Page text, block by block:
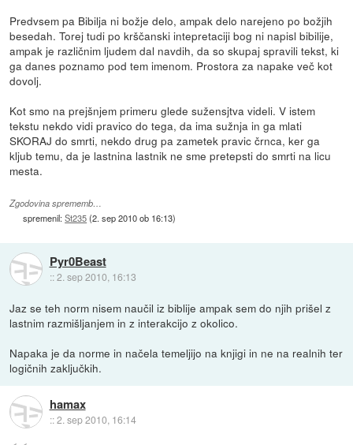
Predvsem pa Bibilja ni božje delo, ampak delo narejeno po božjih
besedah. Torej tudi po krščanski intepretaciji bog ni napisl bibilije,
ampak je različnim ljudem dal navdih, da so skupaj spravili tekst, ki
ga danes poznamo pod tem imenom. Prostora za napake več kot
dovolj.
Kot smo na prejšnjem primeru glede sužensjtva videli. V istem
tekstu nekdo vidi pravico do tega, da ima sužnja in ga mlati
SKORAJ do smrti, nekdo drug pa zametek pravic črnca, ker ga
kljub temu, da je lastnina lastnik ne sme pretepsti do smrti na licu
mesta.
Zgodovina sprememb…
spremenil:St235(2. sep 2010 ob 16:13)
Pyr0Beast
::2. sep 2010, 16:13
Jaz se teh norm nisem naučil iz biblije ampak sem do njih prišel z
lastnim razmišljanjem in z interakcijo z okolico.
Napaka je da norme in načela temeljijo na knjigi in ne na realnih ter
logičnih zaključkih.
hamax
::2. sep 2010, 16:14